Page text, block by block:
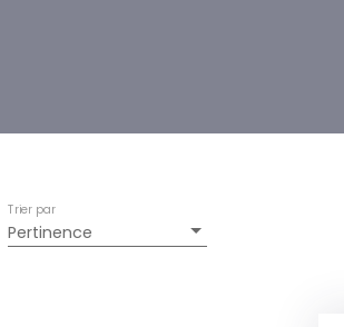
Pertinence
Trier par